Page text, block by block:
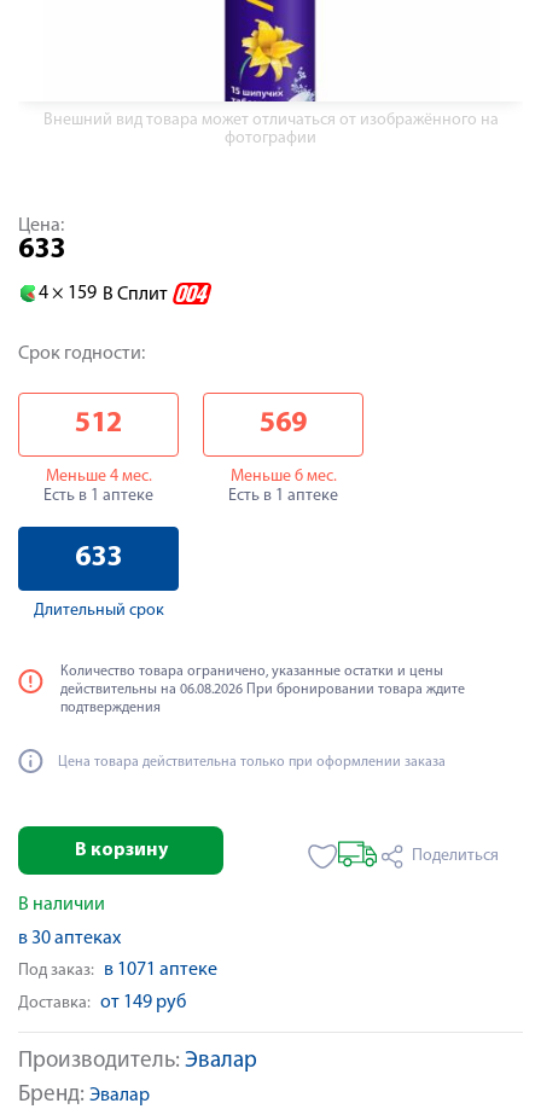
Внешний вид товара может отличаться от изображённого на
фотографии
Производитель: Эвалар
Бренд: Эвалар
Цена:
633
4 × 159 В Сплит
Срок годности:
512
Меньше 4 мес.
Есть в 1 аптеке
569
Меньше 6 мес.
Есть в 1 аптеке
633
Длительный срок
Количество товара ограничено, указанные остатки и цены
действительны на 06.08.2026 При бронировании товара ждите
подтверждения
Цена товара действительна только при оформлении заказа
В корзину Поделиться
В наличии
в 30 аптеках
Под заказ: в 1071 аптеке
Доставка: от 149 руб